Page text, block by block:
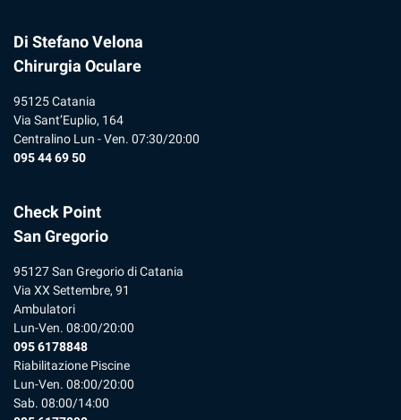
Di Stefano Velona
Chirurgia Oculare
95125 Catania
Via Sant’Euplio, 164
Centralino Lun - Ven. 07:30/20:00
095 44 69 50
Check Point
San Gregorio
95127 San Gregorio di Catania
Via XX Settembre, 91
Ambulatori
Lun-Ven. 08:00/20:00
095 6178848
Riabilitazione Piscine
Lun-Ven. 08:00/20:00
Sab. 08:00/14:00